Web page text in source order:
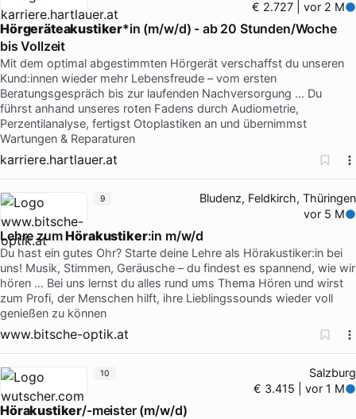
€ 2.727 | vor 2 M
Hörgeräteakustiker*in (m/w/d) - ab 20 Stunden/Woche
bis Vollzeit
Mit dem optimal abgestimmten Hörgerät verschaffst du unseren
Kund:innen wieder mehr Lebensfreude – vom ersten
Beratungsgespräch bis zur laufenden Nachversorgung … Du
führst anhand unseres roten Fadens durch Audiometrie,
Perzentilanalyse, fertigst Otoplastiken an und übernimmst
Wartungen & Reparaturen
karriere.hartlauer.at
Bludenz, Feldkirch, Thüringen
vor 5 M
Lehre zumHörakustiker:in m/w/d
Du hast ein gutes Ohr? Starte deine Lehre als Hörakustiker:in bei
uns! Musik, Stimmen, Geräusche – du findest es spannend, wie wir
hören … Bei uns lernst du alles rund ums Thema Hören und wirst
zum Profi, der Menschen hilft, ihre Lieblingssounds wieder voll
genießen zu können
www.bitsche-optik.at
9
Salzburg
€ 3.415 | vor 1 M
Hörakustiker/-meister (m/w/d)
10